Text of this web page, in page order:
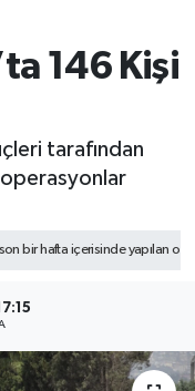
146 Kişi
tarafından
bir hafta içerisinde yapılan